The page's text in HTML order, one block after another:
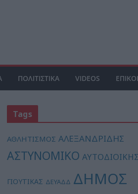
ΠΟΛΙΤΙΣΤΙΚΑ VIDEOS
Tags
ΑΘΛΗΤΙΣΜΟΣ ΑΛΕΞΑΝΔΡΙΔΗΣ
ΑΣΤΥΝΟΜΙΚΟ
ΓΙΟΥΤΙΚΑΣ ΔΕΥΑΔΔ ΔΗΜΟΣ